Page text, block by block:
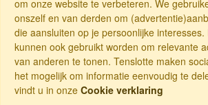
om onze website te verbeteren. We
onszelf en van derden om
die aansluiten op je persoonlijke interesses.
kunnen ook gebruikt worden om relevante
van anderen te tonen. Tenslotte maken
het mogelijk om informatie eenvoudig te
vindt u in onze Cookie verklaring